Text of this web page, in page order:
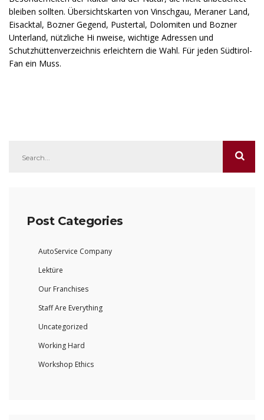
bleiben sollten. Übersichtskarten von Vinschgau, Meraner Land,
Eisacktal, Bozner Gegend, Pustertal, Dolomiten und Bozner
Unterland, nützliche Hi nweise, wichtige Adressen und
Schutzhüttenverzeichnis erleichtern die Wahl. Für jeden Südtirol-
Fan ein Muss.
Post Categories
AutoService Company
Lektüre
Our Franchises
Staff Are Everything
Uncategorized
Working Hard
Workshop Ethics